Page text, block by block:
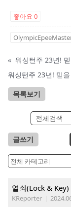
좋아요 0
« 워싱턴주 23년!
워싱턴주 23년! 믿
목록보기
글쓰기
열쇠(Lock &
KReporter |